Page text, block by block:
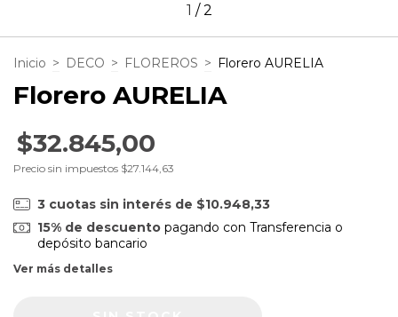
1 /2
Inicio > DECO > FLOREROS > Florero AURELIA
Florero AURELIA
$32.845,00
Precio sin impuestos $27.144,63
3 cuotas sin interés de $10.948,33
15% de descuentopagando con Transferencia o
depósito bancario
Ver más detalles